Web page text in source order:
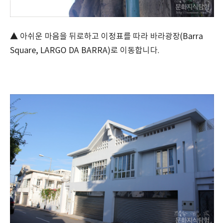
▲ 아쉬운 마음을 뒤로하고 이정표를 따라 바라광장(Barra
Square, LARGO DA BARRA)로 이동합니다.